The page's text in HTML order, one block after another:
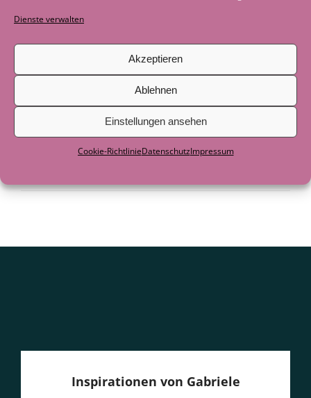
Dienste verwalten
Akzeptieren
Ablehnen
Einstellungen ansehen
Cookie-RichtlinieDatenschutzImpressum
Tiefenentspannung – wenn die Welt leise
wird4. Juli 2026
Worte der Achtsamkeit im Juli
Geschichte zum Nachdenken: Als das
Boot nicht mehr gebraucht wurde29.
Als der See zum Lehrer wurde29. Juni
Inspirationen von Gabriele